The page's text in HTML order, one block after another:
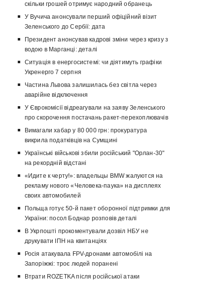
скільки грошей отримує народний обранець
У Вучича анонсували перший офіційний візит
Зеленського до Сербії: дата
Президент анонсував кадрові зміни через кризу з
водою в Марганці: деталі
Ситуація в енергосистемі: чи діятимуть графіки
Укренерго 7 серпня
Частина Львова залишилась без світла через
аварійне відключення
У Єврокомісії відреагували на заяву Зеленського
про скорочення постачань ракет-перехоплювачів
Вимагали хабар у 80 000 грн: прокуратура
викрила податківців на Сумщині
Українські військові збили російський "Орлан-30"
на рекордній відстані
«Идите к черту!»: владельцы BMW жалуются на
рекламу нового «Человека-паука» на дисплеях
своих автомобилей
Польща готує 50-й пакет оборонної підтримки для
України: посол Боднар розповів деталі
В Укрпошті прокоментували дозвіл НБУ не
друкувати ІПН на квитанціях
Росія атакувала FPV-дронами автомобілі на
Запоріжжі: троє людей поранені
Втрати ROZETKA після російської атаки